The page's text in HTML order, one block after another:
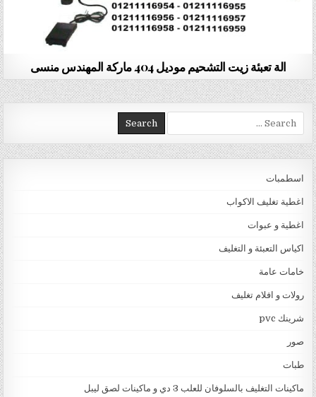
الة تعبئة زيت التشحيم موديل 404 ماركة المهندس منسى
Search for:
اسطمبات
اغطية تغليف الاكواب
اغطية و عبوات
اكياس التعبئة و التغليف
خامات عامة
رولات و افلام تغليف
شرينك pvc
صور
طبات
ماكينات التغليف بالسلوفان للعلب 3 دي و ماكينات لصق ليبل